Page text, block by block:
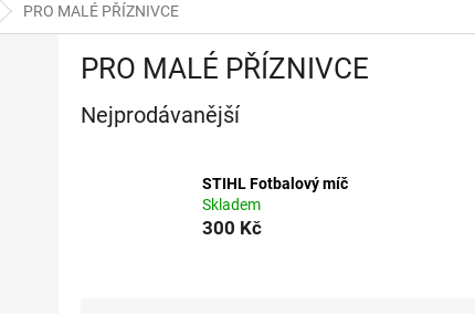
PRO MALÉ PŘÍZNIVCE
PRO MALÉ PŘÍZNIVCE
Nejprodávanější
STIHL Fotbalový míč
Skladem
300 Kč